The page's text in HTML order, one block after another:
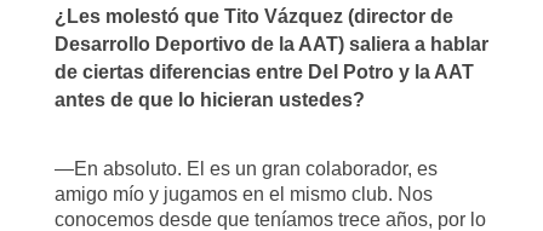
¿Les molestó que Tito Vázquez (director de
Desarrollo Deportivo de la AAT) saliera a hablar
de ciertas diferencias entre Del Potro y la AAT
antes de que lo hicieran ustedes?
—En absoluto. El es un gran colaborador, es
amigo mío y jugamos en el mismo club. Nos
conocemos desde que teníamos trece años, por lo